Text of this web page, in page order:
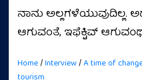
ನಾನು ಅಲ್ಲಗಳೆಯುವುದಿಲ್ಲ.
ಆಗುವಂತೆ, ಇಫೆಕ್ಟಿವ್‌
Home/Interview/A time of